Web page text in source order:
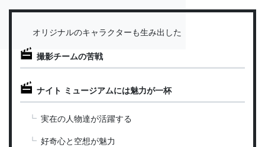
オリジナルのキャラクターも生み出した
撮影チームの苦戦
ナイト ミュージアムには魅力が一杯
実在の人物達が活躍する
好奇心と空想が魅力